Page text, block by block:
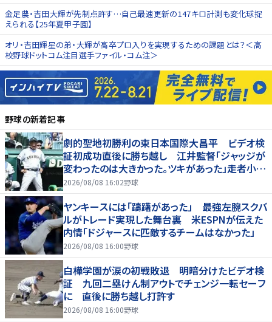
金足農・吉田大輝が先制点許す…自己最速更新の147キロ計測も変化球捉
えられる【25年夏甲子園】
オリ・吉田輝星の弟・大輝が高卒プロ入りを実現するための課題とは？＜高
校野球ドットコム注目選手ファイル・コム注＞
野球の新着記事
劇的聖地初勝利の東日本国際大昌平 ビデオ検
証初成功直後に勝ち越し 江井監督「ジャッジが
変わったのは大きかった。ツキがあった」走者小内
は「自信があってセーフになってくれと」
2026/08/08 16:02野球
ヤンキースには「躊躇があった」 最強左腕スクバ
ルがトレード実現した舞台裏 米ESPNが伝えた
内情「ドジャースに匹敵するチームはなかった」
2026/08/08 16:00野球
白樺学園が涙の初戦敗退 明暗分けたビデオ検
証 九回二塁けん制アウトでチェンジ一転セーフ
に 直後に勝ち越し打許す
2026/08/08 16:00野球